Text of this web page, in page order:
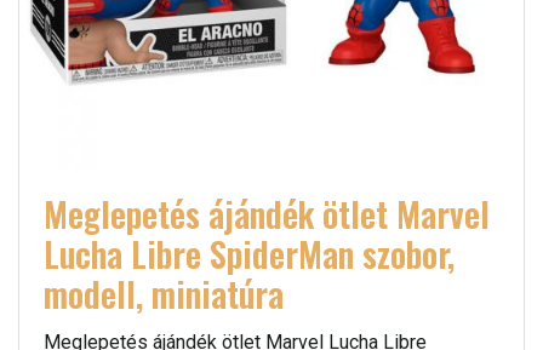
Meglepetés ájándék ötlet Marvel
Lucha Libre SpiderMan szobor,
modell, miniatúra
Meglepetés ájándék ötlet Marvel Lucha Libre